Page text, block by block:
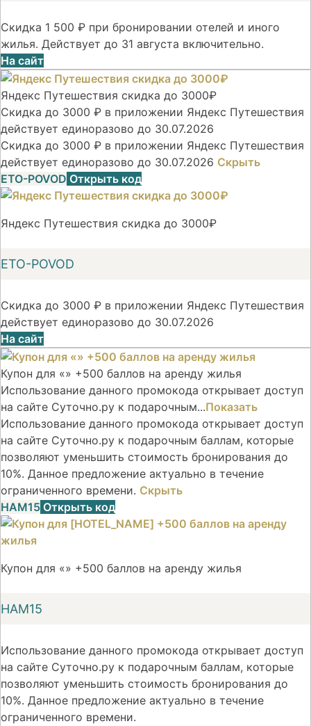
Скидка 1 500 ₽ при бронировании отелей и иного
жилья. Действует до 31 августа включительно.
На сайт
Яндекс Путешествия скидка до 3000₽
Скидка до 3000 ₽ в приложении Яндекс Путешествия
действует единоразово до 30.07.2026
Скидка до 3000 ₽ в приложении Яндекс Путешествия
действует единоразово до 30.07.2026 Скрыть
ETO-POVOD Открыть код
Яндекс Путешествия скидка до 3000₽
ETO-POVOD
Скидка до 3000 ₽ в приложении Яндекс Путешествия
действует единоразово до 30.07.2026
На сайт
Купон для «» +500 баллов на аренду жилья
Использование данного промокода открывает доступ
на сайте Суточно.ру к подарочным...Показать
Использование данного промокода открывает доступ
на сайте Суточно.ру к подарочным баллам, которые
позволяют уменьшить стоимость бронирования до
10%. Данное предложение актуально в течение
ограниченного времени. Скрыть
НАМ15 Открыть код
Купон для «» +500 баллов на аренду жилья
НАМ15
Использование данного промокода открывает доступ
на сайте Суточно.ру к подарочным баллам, которые
позволяют уменьшить стоимость бронирования до
10%. Данное предложение актуально в течение
ограниченного времени.